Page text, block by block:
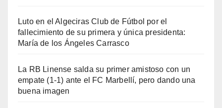
Luto en el Algeciras Club de Fútbol por el
fallecimiento de su primera y única presidenta:
María de los Ángeles Carrasco
La RB Linense salda su primer amistoso con un
empate (1-1) ante el FC Marbellí, pero dando una
buena imagen